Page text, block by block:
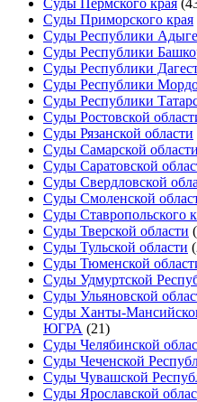
Суды Приморского края
Суды Республики
Суды Республики
Суды Республики
Суды Республики
Суды Республики
Суды Ростовской
Суды Рязанской области
Суды Самарской области
Суды Саратовской
Суды Свердловской
Суды Смоленской
Суды Ставропольского
Суды Тверской области
Суды Тульской области
Суды Тюменской
Суды Удмуртской
Суды Ульяновской
Суды Ханты-
ЮГРА (21)
Суды Челябинской
Суды Чеченской
Суды Чувашской
Суды Ярославской